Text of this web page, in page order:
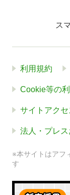
ス
利用規約
Cookie等の
サイトアク
法人・プレ
※本サイトはアフ
す